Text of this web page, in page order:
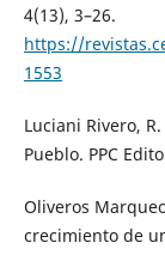
4(13), 3–26.
https://
1553
Luciani Rivero,
Pueblo. PPC
Oliveros
crecimiento de